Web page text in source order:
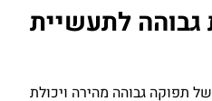
גבוהה לתעשיית
תפוקה גבוהה מהירה ויכולת